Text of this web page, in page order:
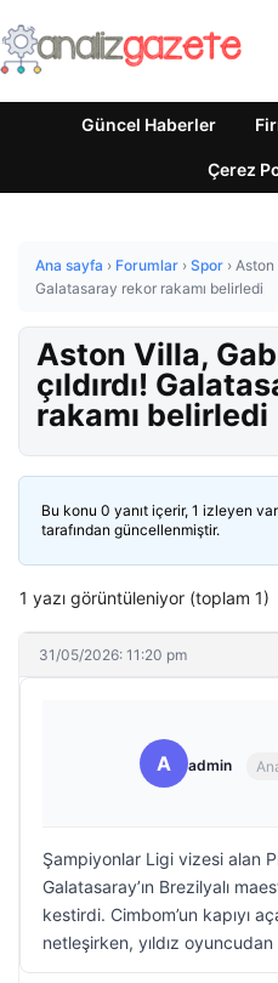
Güncel Haberler
Çerez
Ana sayfa › Forumlar › Spor › Aston
Galatasaray rekor rakamı belirledi
Aston Villa,
çıldırdı!
rakamı belirledi
Bu konu 0 yanıt içerir, 1 izleyen
tarafından güncellenmiştir.
1 yazı görüntüleniyor (toplam 1)
31/05/2026: 11:20 pm
A admin
Şampiyonlar Ligi vizesi alan
Galatasaray’ın Brezilyalı
kestirdi. Cimbom’un kapıyı
netleşirken, yıldız